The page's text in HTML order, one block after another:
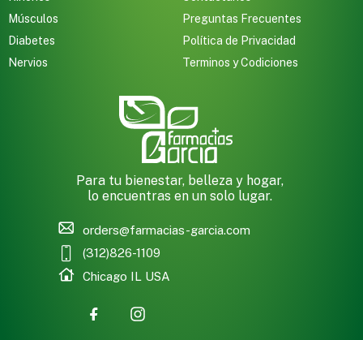
Músculos
Diabetes
Nervios
Preguntas Frecuentes
Política de Privacidad
Terminos y Codiciones
Para tu bienestar, belleza y hogar,
lo encuentras en un solo lugar.
orders@farmacias-garcia.com
(312)826-1109
Chicago IL USA